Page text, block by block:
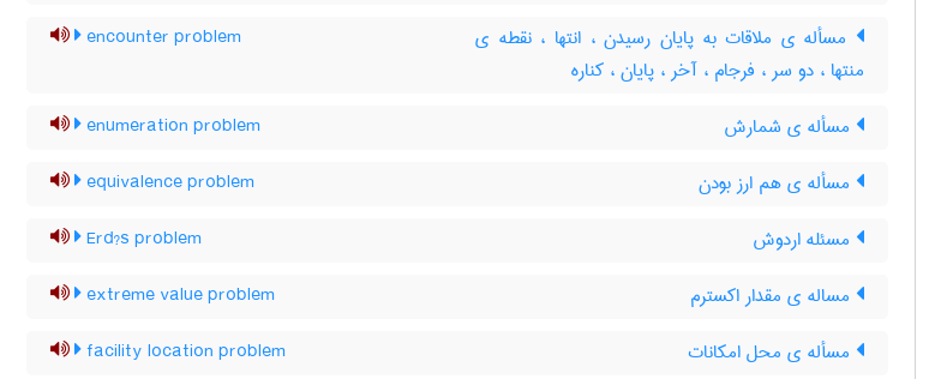
مسأله ی ملاقات به پایان رسیدن ، انتها ، نقطه ی
منتها ، دو سر ، فرجام ، آخر ، پایان ، کناره
encounter problem
مسأله ی شمارش enumeration problem
مسأله ی هم ارز بودن equivalence problem
مسئله اردوش Erd?s problem
مساله ی مقدار اکسترم extreme value problem
مسأله ی محل امکانات facility location problem